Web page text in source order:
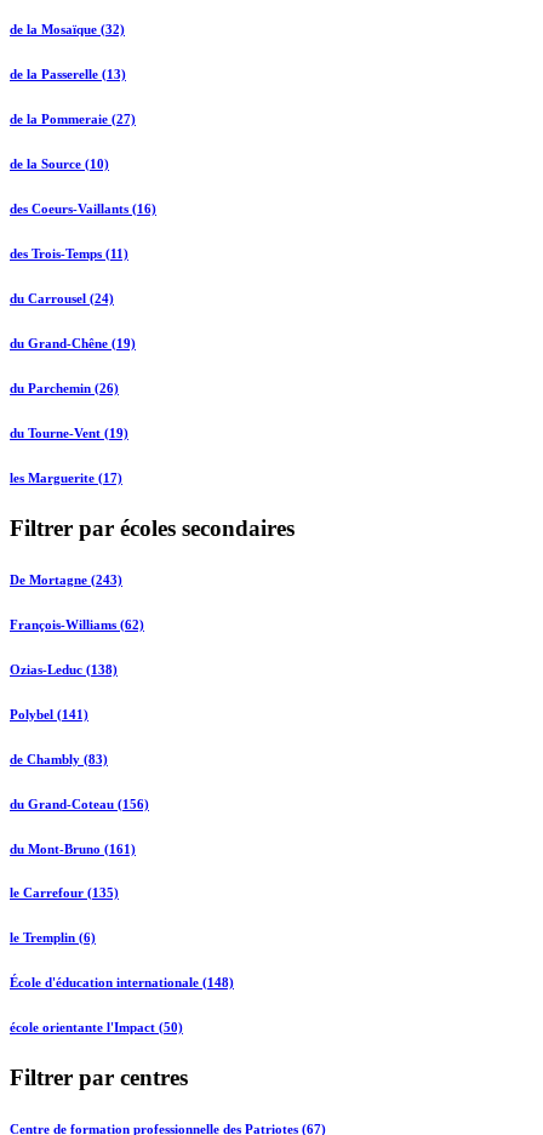
de la Mosaïque (32)
de la Passerelle (13)
de la Pommeraie (27)
de la Source (10)
des Coeurs-Vaillants (16)
des Trois-Temps (11)
du Carrousel (24)
du Grand-Chêne (19)
du Parchemin (26)
du Tourne-Vent (19)
les Marguerite (17)
Filtrer par écoles secondaires
De Mortagne (243)
François-Williams (62)
Ozias-Leduc (138)
Polybel (141)
de Chambly (83)
du Grand-Coteau (156)
du Mont-Bruno (161)
le Carrefour (135)
le Tremplin (6)
École d'éducation internationale (148)
école orientante l'Impact (50)
Filtrer par centres
Centre de formation professionnelle des Patriotes (67)